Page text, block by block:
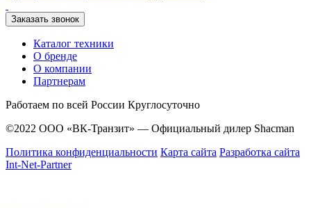
Заказать звонок
Каталог техники
О бренде
О компании
Партнерам
Работаем по всей России Круглосуточно
©2022 ООО «ВК-Транзит» — Официальный дилер Shacman
Политика конфиденциальности Карта сайта Разработка сайта
Int-Net-Partner